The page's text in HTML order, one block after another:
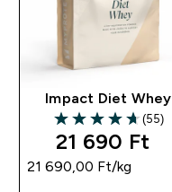
Impact Diet Whey
4.69 out of 5 stars
(55)
21 690 Ft‎
21 690,00 Ft‎/kg